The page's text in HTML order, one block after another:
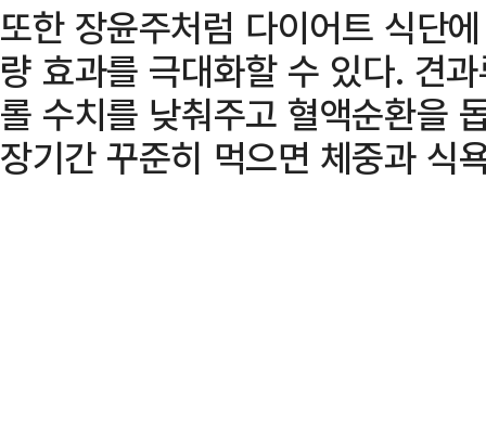
또한 장윤주처럼 다이어트 식단
량 효과를 극대화할 수 있다. 견
롤 수치를 낮춰주고 혈액순환을
장기간 꾸준히 먹으면 체중과 식